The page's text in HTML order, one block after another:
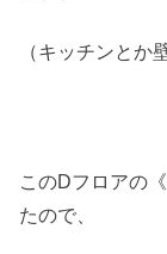
（キッチンとか
このDフロアの
たので、